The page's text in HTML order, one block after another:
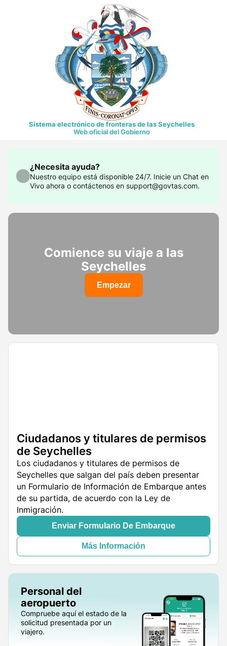
Sistema electrónico de fronteras de las Seychelles
Web oficial del Gobierno
¿Necesita ayuda?
Nuestro equipo está disponible 24/7. Inicie un Chat en
Vivo ahora o contáctenos en support@govtas.com.
Comience su viaje a las
Seychelles
Empezar
Ciudadanos y titulares de permisos
de Seychelles
Los ciudadanos y titulares de permisos de
Seychelles que salgan del país deben presentar
un Formulario de Información de Embarque antes
de su partida, de acuerdo con la Ley de
Inmigración.
Enviar Formulario De Embarque
Más Información
Personal del
aeropuerto
Compruebe aquí el estado de la
solicitud presentada por un
viajero.